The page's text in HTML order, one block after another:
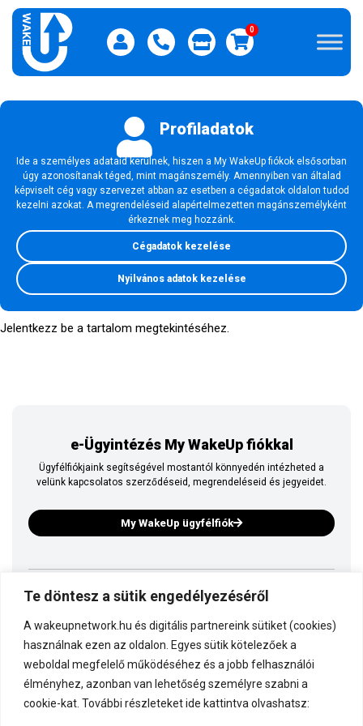
Te döntesz a sütik engedélyezéséről
A wakeupnetwork.hu és digitális partnereink sütiket (cookies)
használnak ezen az oldalon. Egyes sütik kötelezőek a
weboldal megfelelő működéséhez és a jobb felhasználói
élményhez, azonban van lehetőség személyre szabni a
cookie-kat. További részleteket ide kattintva olvashatsz:
0
Profiladatok
Ide a személyes adataid kerülnek, hiszen a My WakeUp fiókok elsősorban
úgy azonosítanak téged, mint magánszemély. Amennyiben van általad
képviselt cég vagy szervezet abban az esetben a cégadatok oldalon tudod
kezelni azokat. A megrendeléseid alapértelmezetten magánszemélyként
érkeznek meg hozzánk.
Cégadatok kezelése
Nyilvános adatok kezelése
Jelentkezz be a tartalom megtekintéséhez.
e-Ügyintézés My WakeUp fiókkal
Ügyfélfiókjaink segítségével mostantól könnyedén intézheted a
velünk kapcsolatos szerződéseid, megrendeléseid és jegyeidet.
My WakeUp ügyfélfiók
Ez is a WakeUp
Kapcsolódj a WakeUp-hoz!
Dokumentáció